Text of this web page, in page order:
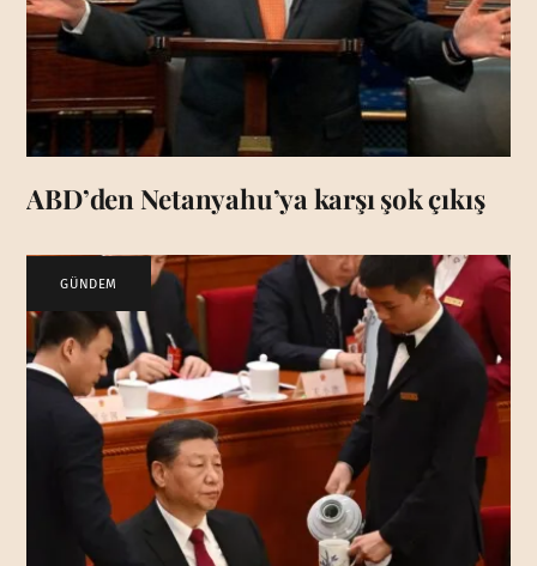
ABD’den Netanyahu’ya karşı şok çıkış
GÜNDEM